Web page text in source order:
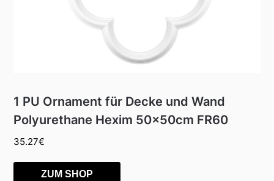
1 PU Ornament für Decke und Wand
Polyurethane Hexim 50x50cm FR60
35.27€
ZUM SHOP